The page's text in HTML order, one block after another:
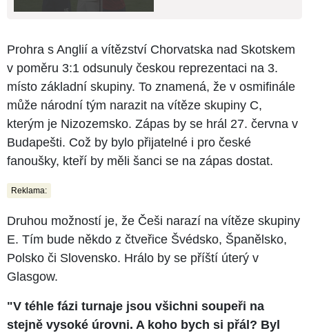
Prohra s Anglií a vítězství Chorvatska nad Skotskem
v poměru 3:1 odsunuly českou reprezentaci na 3.
místo základní skupiny. To znamená, že v osmifinále
může národní tým narazit na vítěze skupiny C,
kterým je Nizozemsko. Zápas by se hrál 27. června v
Budapešti. Což by bylo přijatelné i pro české
fanoušky, kteří by měli šanci se na zápas dostat.
Reklama:
Druhou možností je, že Češi narazí na vítěze skupiny
E. Tím bude někdo z čtveřice Švédsko, Španělsko,
Polsko či Slovensko. Hrálo by se příští úterý v
Glasgow.
"V téhle fázi turnaje jsou všichni soupeři na
stejně vysoké úrovni. A koho bych si přál? Byl